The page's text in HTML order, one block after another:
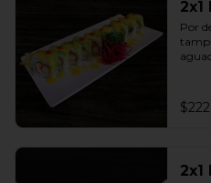
2x1
Por
2x1